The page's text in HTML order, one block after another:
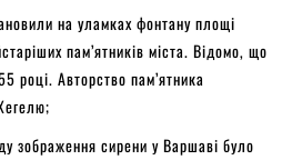
на уламках фонтану площі
пам’ятників міста. Відомо, що
році. Авторство пам’ятника
зображення сирени у Варшаві було